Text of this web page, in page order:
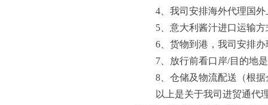
4、我司安排海外代理国外
5、意大利酱汁进口运输方
6、货物到港，我司安排办
7、放行前看口岸/目的地是
8、仓储及物流配送（根据
以上是关于我司进贸通代